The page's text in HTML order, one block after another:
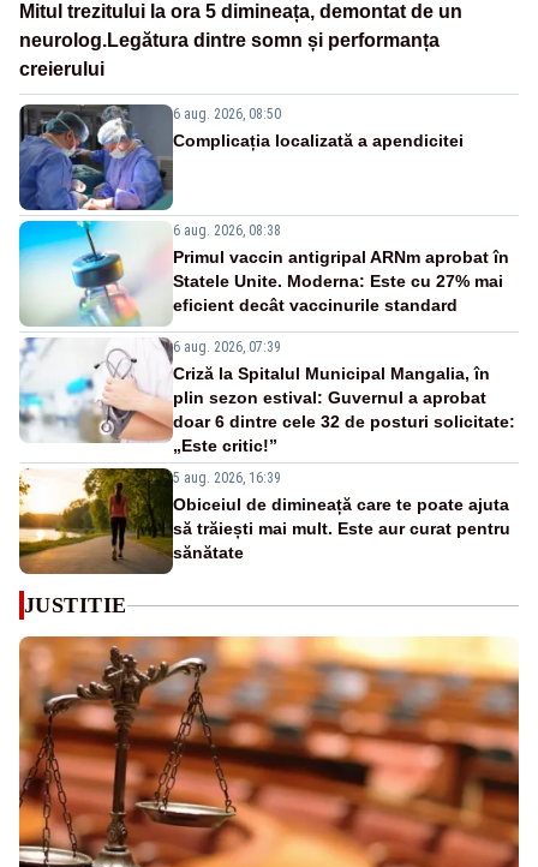
Mitul trezitului la ora 5 dimineața, demontat de un
neurolog.Legătura dintre somn și performanța
creierului
6 aug. 2026, 08:50
Complicația localizată a apendicitei
6 aug. 2026, 08:38
Primul vaccin antigripal ARNm aprobat în
Statele Unite. Moderna: Este cu 27% mai
eficient decât vaccinurile standard
6 aug. 2026, 07:39
Criză la Spitalul Municipal Mangalia, în
plin sezon estival: Guvernul a aprobat
doar 6 dintre cele 32 de posturi solicitate:
„Este critic!”
5 aug. 2026, 16:39
Obiceiul de dimineață care te poate ajuta
să trăiești mai mult. Este aur curat pentru
sănătate
JUSTITIE